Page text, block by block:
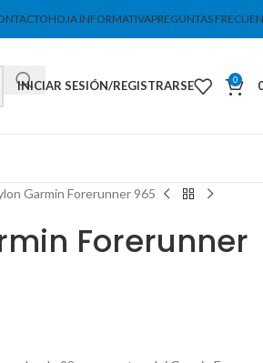
HOJA INFORMATIVAPREGUNTAS
INICIAR SESIÓN/REGISTRARSE 0
Garmin Forerunner 965
Forerunner